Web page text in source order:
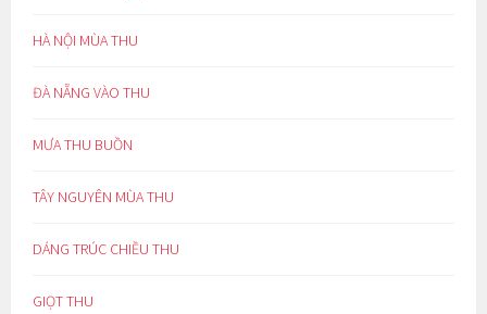
HÀ NỘI MÙA THU
ĐÀ NẴNG VÀO THU
MƯA THU BUỒN
TÂY NGUYÊN MÙA THU
DÁNG TRÚC CHIỀU THU
GIỌT THU